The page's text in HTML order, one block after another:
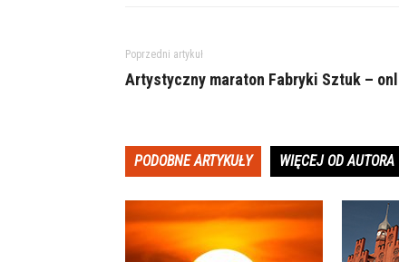
Poprzedni artykuł
Artystyczny maraton Fabryki Sztuk –
PODOBNE ARTYKUŁY WIĘCEJ OD AUTORA